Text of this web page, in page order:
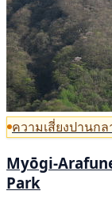
ความเสี่ยงปานกล
Myōgi-
Park